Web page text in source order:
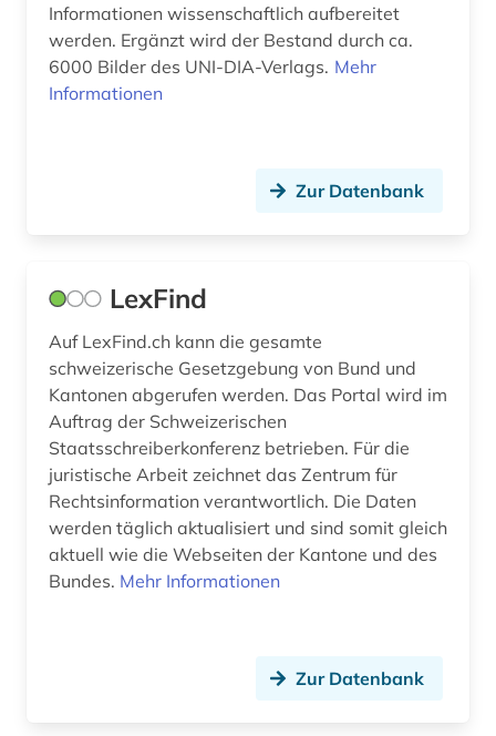
Informationen wissenschaftlich aufbereitet
werden. Ergänzt wird der Bestand durch ca.
6000 Bilder des UNI-DIA-Verlags. Mehr
Informationen
Zur Datenbank
LexFind
Auf LexFind.ch kann die gesamte
schweizerische Gesetzgebung von Bund und
Kantonen abgerufen werden. Das Portal wird im
Auftrag der Schweizerischen
Staatsschreiberkonferenz betrieben. Für die
juristische Arbeit zeichnet das Zentrum für
Rechtsinformation verantwortlich. Die Daten
werden täglich aktualisiert und sind somit gleich
aktuell wie die Webseiten der Kantone und des
Bundes. Mehr Informationen
Zur Datenbank